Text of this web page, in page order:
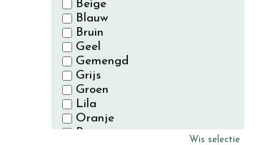
Beige
Blauw
Bruin
Geel
Gemengd
Grijs
Groen
Lila
Oranje
Paars
Wis selectie